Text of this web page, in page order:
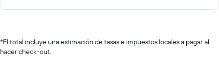
*El total incluye una estimación de tasas e impuestos locales a pagar al
hacer check-out.